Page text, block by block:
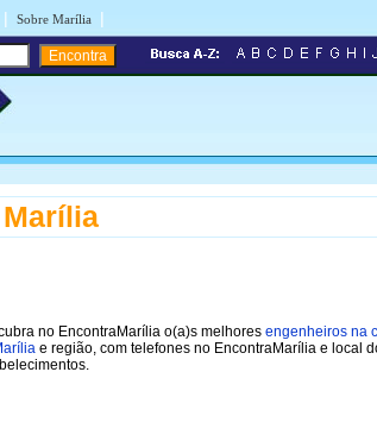
| Sobre Marília |
no EncontraMarília o(a)s melhores engenheiros na
e região, com telefones no EncontraMarília e local